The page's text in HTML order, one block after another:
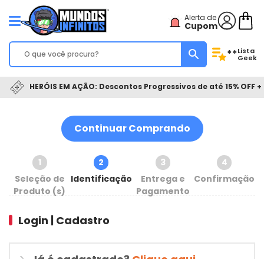
Alerta de
Cupom
**Lista
Geek
HERÓIS EM AÇÃO: Descontos Progressivos de até 15% OFF
Continuar Comprando
1
Seleção de
Produto (s)
2
Identificação
3
Entrega e
Pagamento
4
Confirmação
Login | Cadastro